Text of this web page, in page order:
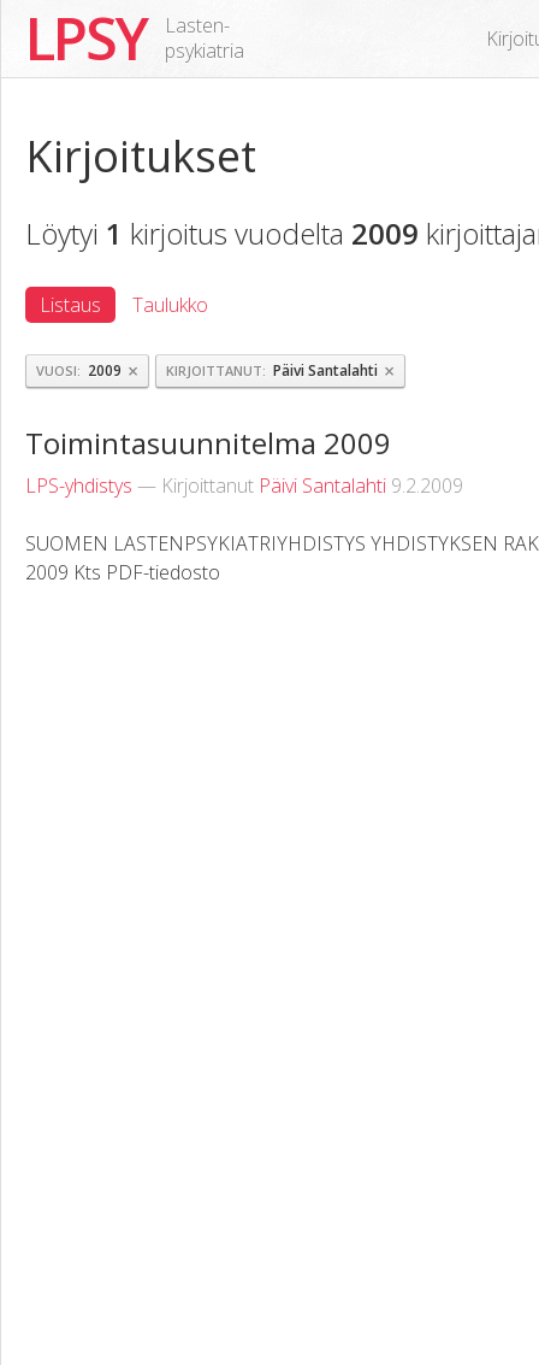
LPSY
Lasten-
psykiatria
Kirjoitukset
Löytyi 1 kirjoitus vuodelta 2009
Listaus Taulukko
VUOSI 2009 × KIRJOITTANUT Päivi Santalahti ×
Toimintasuunnitelma 2009
LPS-yhdistys — Kirjoittanut Päivi Santalahti 9.2.2009
SUOMEN LASTENPSYKIATRIYHDISTYS YHDISTYKSEN
2009 Kts PDF-tiedosto